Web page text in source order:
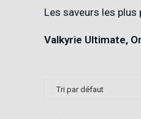
Les saveurs les plus
Valkyrie Ultimate,